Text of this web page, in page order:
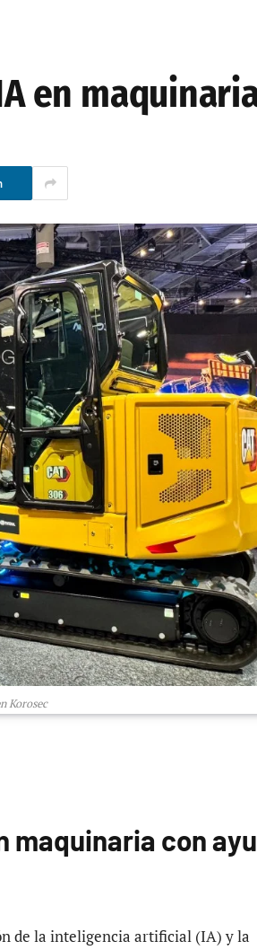
en
Korosec
maquinaria con
de la inteligencia artificial (IA) y la